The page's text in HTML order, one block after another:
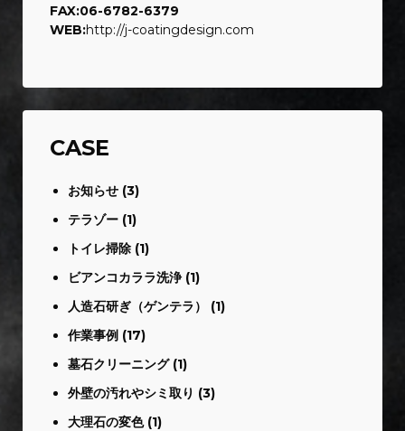
FAX:06-6782-6379
WEB:http://j-coatingdesign.com
CASE
お知らせ (3)
テラゾー (1)
トイレ掃除 (1)
ビアンコカララ洗浄(1)
人造石研ぎ（ゲンテラ）
(1)
作業事例 (17)
墓石クリーニング(1)
外壁の汚れやシミ取り (3)
大理石の変色(1)